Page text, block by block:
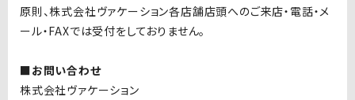
原則、株式会社ヴァケーション各店舗店頭へのご来店・電話・メ
ール・FAXでは受付をしておりません。
■お問い合わせ
株式会社ヴァケーション